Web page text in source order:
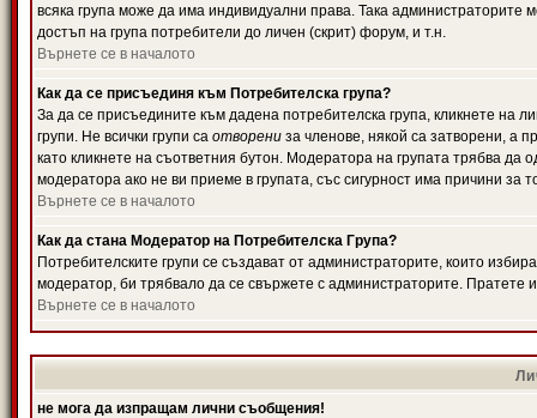
всяка група може да има индивидуални права. Така
достъп на група потребители до личен (скрит) форум, и т.н.
Върнете се в началото
Как да се присъединя към Потребителска група?
За да се присъедините към дадена потребителска група, кликнете на
групи. Не всички групи са отворени за членове, някой са затворени, а
като кликнете на съответния бутон. Модератора на групата трябва
модератора ако не ви приеме в групата, със сигурност има причини за
Върнете се в началото
Как да стана Модератор на Потребителска Група?
Потребителските групи се създават от администраторите, които
модератор, би трябвало да се свържете с администраторите.
Върнете се в началото
не мога да изпращам лични съобщения!